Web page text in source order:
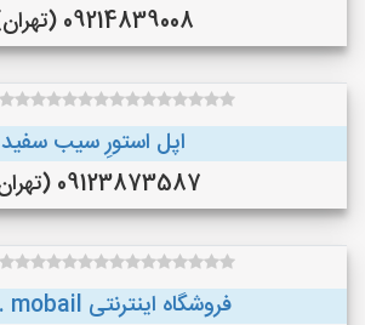
09214839008 (تهران)
اپل استورِ سیب سفید
09123873587 (تهران)
فروشگاه اینترنتی king. mobail